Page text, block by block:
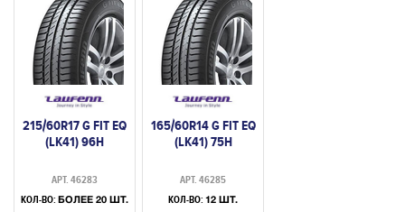
215/60R17 G FIT EQ
(LK41) 96H
АРТ. 46283
КОЛ-ВО: БОЛЕЕ 20 ШТ.
165/60R14 G FIT EQ
(LK41) 75H
АРТ. 46285
КОЛ-ВО: 12 ШТ.